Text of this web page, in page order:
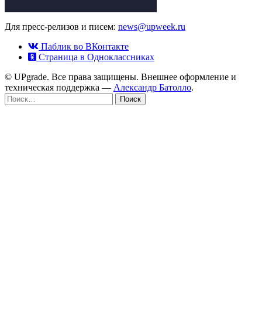
Для пресс-релизов и писем: news@upweek.ru
Паблик во ВКонтакте
Страница в Одноклассниках
© UPgrade. Все права защищены. Внешнее оформление и
техническая поддержка — Александр Батолло.
Найти: